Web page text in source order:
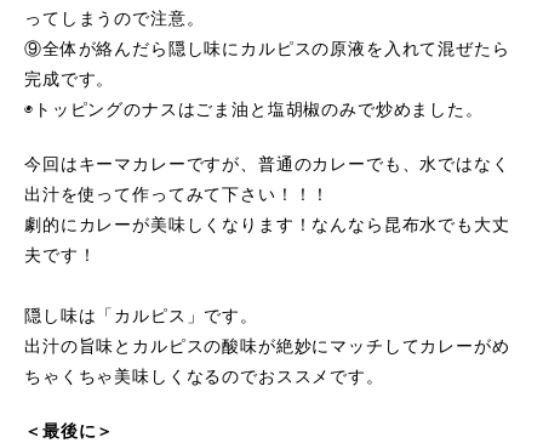
ってしまうので注意。
⑨全体が絡んだら隠し味にカルピスの原液を入れて混ぜたら
完成です。
◉トッピングのナスはごま油と塩胡椒のみで炒めました。
今回はキーマカレーですが、普通のカレーでも、水ではなく
出汁を使って作ってみて下さい！！！
劇的にカレーが美味しくなります！なんなら昆布水でも大丈
夫です！
隠し味は「カルピス」です。
出汁の旨味とカルピスの酸味が絶妙にマッチしてカレーがめ
ちゃくちゃ美味しくなるのでおススメです。
＜最後に＞